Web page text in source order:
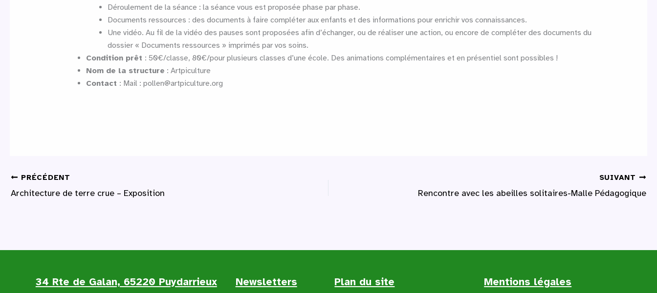
Déroulement de la séance : la séance vous est proposée phase par phase.
Documents ressources : des documents à faire compléter aux enfants et des informations pour enrichir vos connaissances.
Une vidéo. Au fil de la vidéo des pauses sont proposées afin d’échanger, ou de réaliser une action, ou encore de compléter des documents du
dossier « Documents ressources » imprimés par vos soins.
Condition prêt : 50€/classe, 80€/pour plusieurs classes d’une école. Des animations complémentaires et en présentiel sont possibles !
Nom de la structure : Artpiculture
Contact : Mail : pollen@artpiculture.org
PRÉCÉDENT
Architecture de terre crue – Exposition
SUIVANT
Rencontre avec les abeilles solitaires-Malle Pédagogique
34 Rte de Galan, 65220 Puydarrieux Newsletters Plan du site Mentions légales